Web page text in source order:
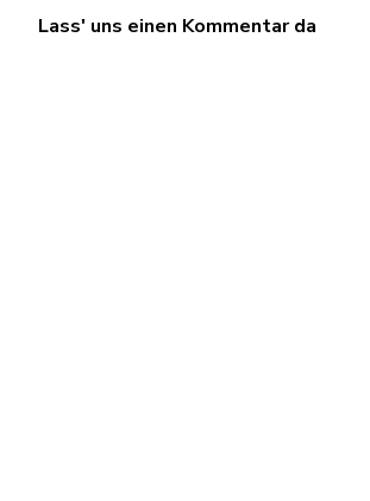
Lass' uns einen Kommentar da